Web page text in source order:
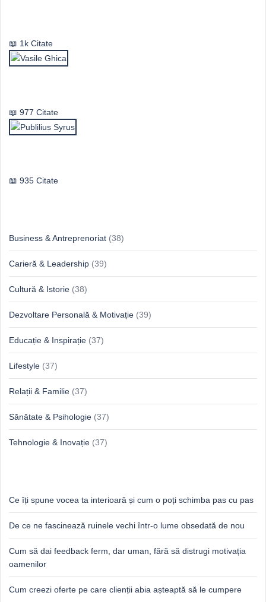
1k Citate
977 Citate
935 Citate
Business & Antreprenoriat (38)
Carieră & Leadership (39)
Cultură & Istorie (38)
Dezvoltare Personală & Motivație (39)
Educație & Inspirație (37)
Lifestyle (37)
Relații & Familie (37)
Sănătate & Psihologie (37)
Tehnologie & Inovație (37)
Ce îți spune vocea ta interioară și cum o poți schimba pas cu pas
De ce ne fascinează ruinele vechi într-o lume obsedată de nou
Cum să dai feedback ferm, dar uman, fără să distrugi motivația
oamenilor
Cum creezi oferte pe care clienții abia așteaptă să le cumpere